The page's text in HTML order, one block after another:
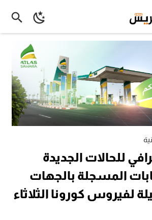
للحالات الجديدة
المسجلة بالجهات
لفيروس كورونا الثلاثاء